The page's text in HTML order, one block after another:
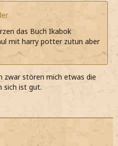
das Buch Ikabok
mit harry potter zutun aber
zwar stören mich etwas die
sich ist gut.